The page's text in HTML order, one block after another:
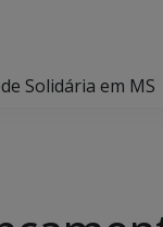
Solidária em MS